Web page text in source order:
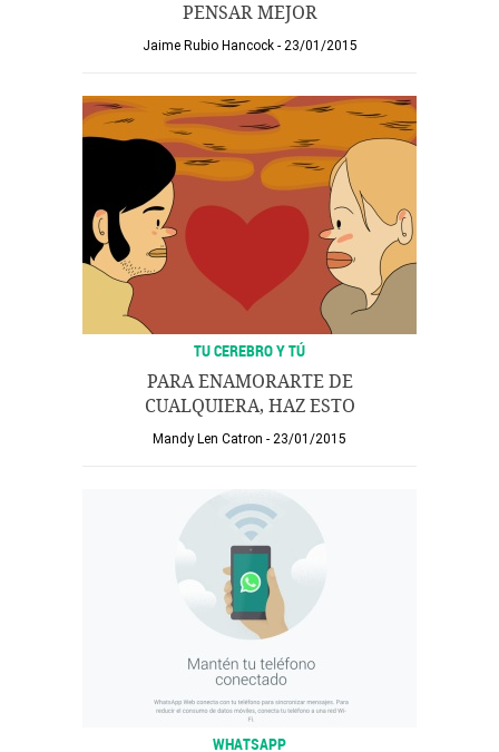
PENSAR MEJOR
Jaime Rubio Hancock 23/01/2015
TU CEREBRO Y TÚ
PARA ENAMORARTE DE
CUALQUIERA, HAZ ESTO
Mandy Len Catron 23/01/2015
WHATSAPP